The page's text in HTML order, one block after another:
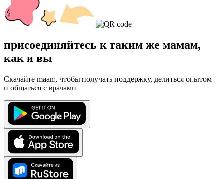
присоединяйтесь к таким же мамам,
как и вы
Скачайте maam, чтобы получать поддержку, делиться опытом
и общаться с врачами